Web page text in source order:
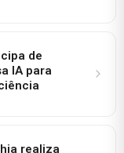
de
IA para
realiza